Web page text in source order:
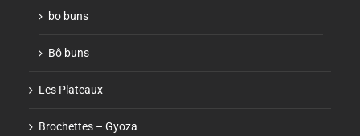
bo buns
Bô buns
Les Plateaux
Brochettes – Gyoza